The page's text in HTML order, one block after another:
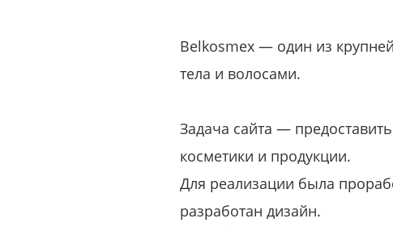
Belkosmex — один из
тела и волосами.
Задача сайта —
косметики и продукции.
Для реализации была
разработан дизайн.